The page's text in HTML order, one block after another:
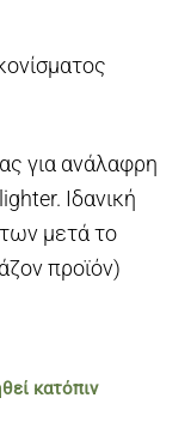
για ανάλαφρη
Ιδανική
μετά το
πρoϊόν)
κατόπιν